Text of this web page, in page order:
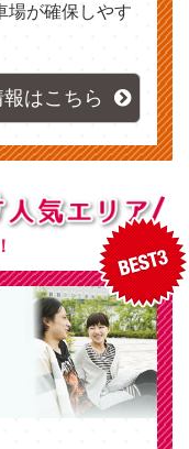
はこちら
場が確保しやす